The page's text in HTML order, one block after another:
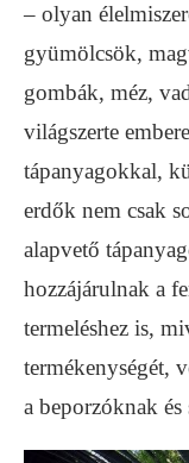
– olyan
gyümölcsök,
gombák, méz,
világszerte
tápanyagokkal,
erdők nem csak
alapvető
hozzájárulnak a
termeléshez is,
termékenységét,
a beporzóknak és